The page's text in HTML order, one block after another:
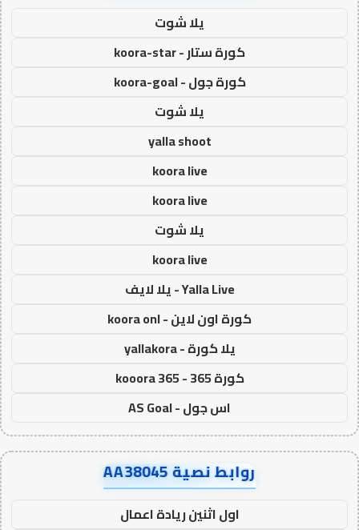
يلا شوت
كورة ستار - koora-star
كورة جول - koora-goal
يلا شوت
yalla shoot
koora live
koora live
يلا شوت
koora live
Yalla Live - يلا لايف
كورة اون لاين - koora onl
يلا كورة - yallakora
كورة 365 - kooora 365
اس جول - AS Goal
روابط نصية AA38045
اول اثنين ريادة اعمال